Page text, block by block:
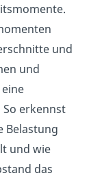
und
und
So erkennst
Belastung
und wie
das